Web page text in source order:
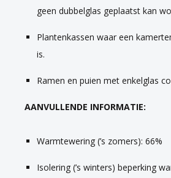
geen dubbelglas geplaatst kan
Plantenkassen waar een
is.
Ramen en puien met enkelglas
AANVULLENDE INFORMATIE:
Warmtewering (’s zomers): 66%
Isolering (’s winters) beperking